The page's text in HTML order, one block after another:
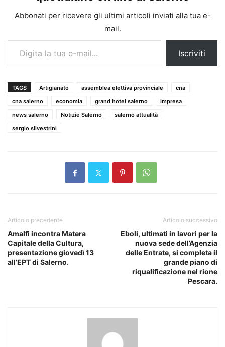
Abbonati per ricevere gli ultimi articoli inviati alla tua e-
mail.
Digita la tua e-mail...
Iscriviti
TAGS Artigianato assemblea elettiva provinciale
cna
cna salerno
economia grand hotel salerno
impresa
news salerno
Notizie Salerno
salerno attualità
sergio silvestrini
Articolo precedente
Amalfi incontra Matera
Capitale della Cultura,
presentazione giovedì 13
all’EPT di Salerno.
Articolo successivo
Eboli, ultimati in lavori per la
nuova sede dell’Agenzia
delle Entrate, si completa il
grande piano di
riqualificazione nel rione
Pescara.